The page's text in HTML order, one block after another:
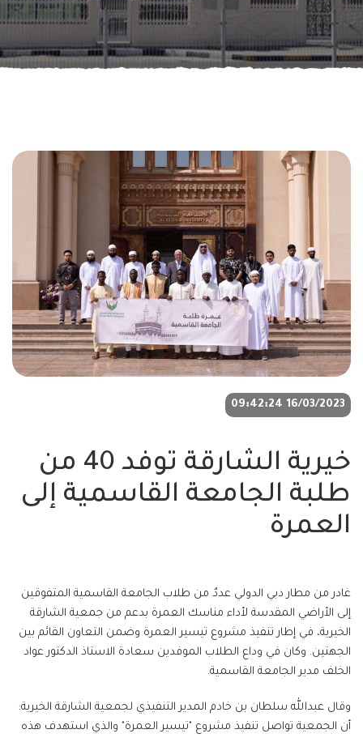
16/03/2023 09:42:24
خيرية الشارقة توفد 40 من
طلبة الجامعة القاسمية إلى
العمرة
غادر من مطار دبي الدولي عددٌ من طلاب الجامعة القاسمية المتفوقين
إلى الأراضي المقدسة لأداء مناسك العمرة بدعم من جمعية الشارقة
الخيرية، في إطار تنفيذ مشروع تيسير العمرة وضمن التعاون القائم بين
الجهتين. وكان في وداع الطلاب الموفدين سعادة الاستاذ الدكتور عواد
الخلف مدير الجامعة القاسمية.
وقال عبدالله سلطان بن خادم المدير التنفيذي لجمعية الشارقة الخيرية:
أن الجمعية تواصل تنفيذ مشروع "تيسير العمرة" والذي استهدف هذه